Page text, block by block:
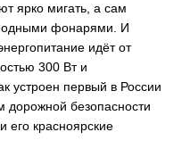
ярко мигать, а сам
фонарями. И
идёт от
300 Вт и
устроен первый в России
безопасности
его красноярские